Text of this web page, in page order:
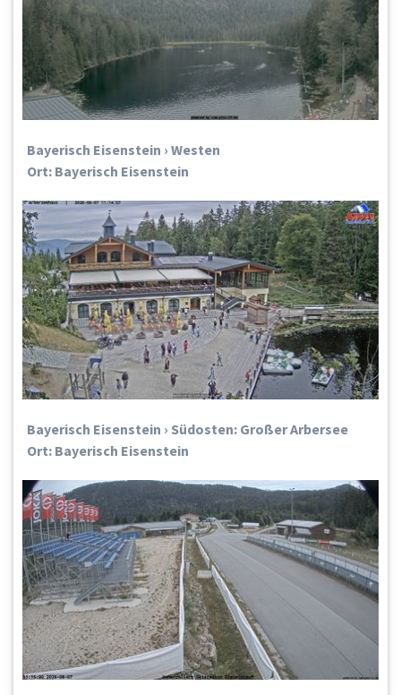
Bayerisch Eisenstein › Westen
Ort: Bayerisch Eisenstein
Bayerisch Eisenstein › Südosten: Großer Arbersee
Ort: Bayerisch Eisenstein